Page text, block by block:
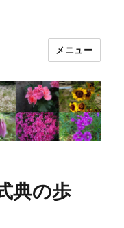
メニュー
典の歩